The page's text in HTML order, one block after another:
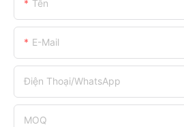
Tên
E-Mail
Điện Thoại/WhatsApp
MOQ